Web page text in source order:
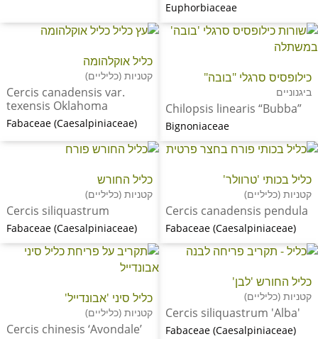
Euphorbiaceae
כילופסיס סרגלי "בובה"
ביגנוניים
Chilopsis linearis “Bubba”
Bignoniaceae
כליל אוקלהומה
קטניות (כליליים)
Cercis canadensis var.
texensis Oklahoma
Fabaceae (Caesalpiniaceae)
כליל בכותי 'טרוולר'
קטניות (כליליים)
Cercis canadensis pendula
Fabaceae (Caesalpiniaceae)
כליל החורש
קטניות (כליליים)
Cercis siliquastrum
Fabaceae (Caesalpiniaceae)
כליל החורש 'לבן'
קטניות (כליליים)
Cercis siliquastrum 'Alba'
Fabaceae (Caesalpiniaceae)
כליל סיני 'אבונדייל'
קטניות (כליליים)
Cercis chinesis ‘Avondale’